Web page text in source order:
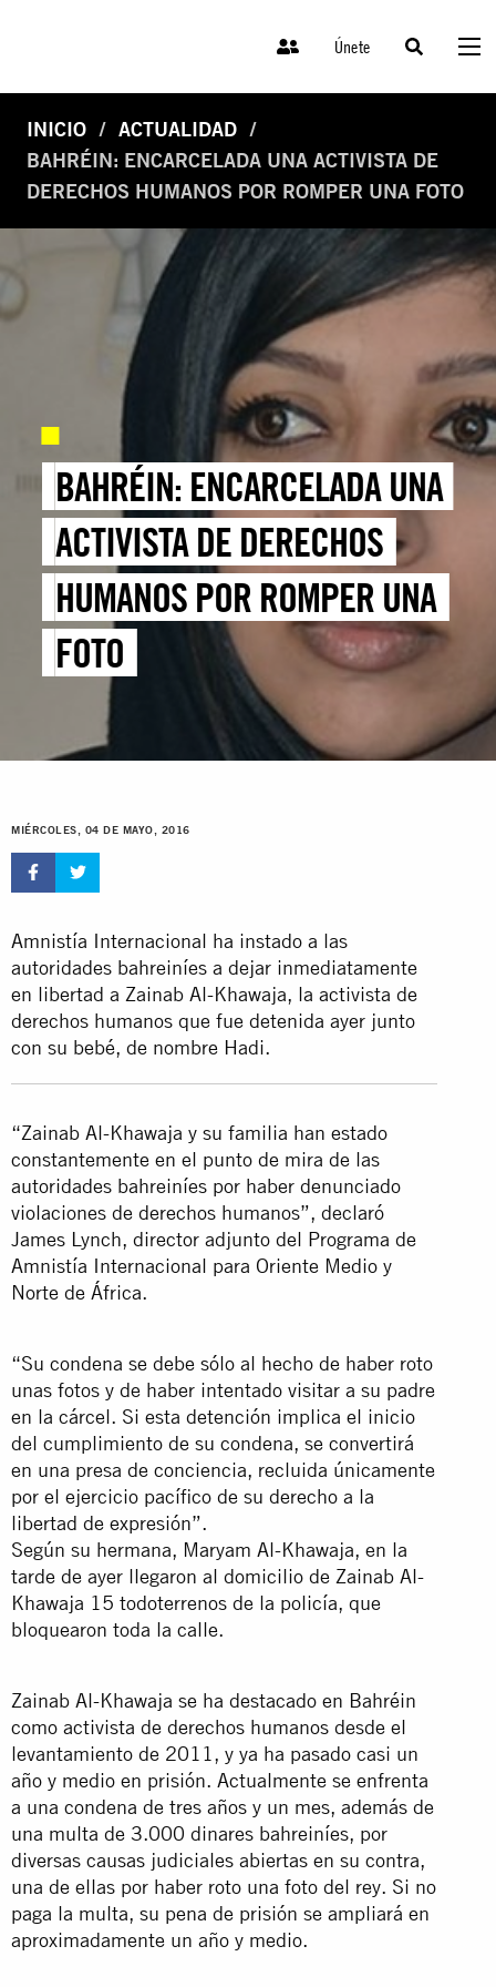
Únete
INICIO
ACTUALIDAD
BAHRÉIN: ENCARCELADA UNA ACTIVISTA DE
DERECHOS HUMANOS POR ROMPER UNA FOTO
BAHRÉIN: ENCARCELADA UNA
ACTIVISTA DE DERECHOS
HUMANOS POR ROMPER UNA
FOTO
MIÉRCOLES, 04 DE MAYO, 2016
Amnistía Internacional ha instado a las
autoridades bahreiníes a dejar inmediatamente
en libertad a Zainab Al-Khawaja, la activista de
derechos humanos que fue detenida ayer junto
con su bebé, de nombre Hadi.
“Zainab Al-Khawaja y su familia han estado
constantemente en el punto de mira de las
autoridades bahreiníes por haber denunciado
violaciones de derechos humanos”, declaró
James Lynch, director adjunto del Programa de
Amnistía Internacional para Oriente Medio y
Norte de África.
“Su condena se debe sólo al hecho de haber roto
unas fotos y de haber intentado visitar a su padre
en la cárcel. Si esta detención implica el inicio
del cumplimiento de su condena, se convertirá
en una presa de conciencia, recluida únicamente
por el ejercicio pacífico de su derecho a la
libertad de expresión”.
Según su hermana, Maryam Al-Khawaja, en la
tarde de ayer llegaron al domicilio de Zainab Al-
Khawaja 15 todoterrenos de la policía, que
bloquearon toda la calle.
Zainab Al-Khawaja se ha destacado en Bahréin
como activista de derechos humanos desde el
levantamiento de 2011, y ya ha pasado casi un
año y medio en prisión. Actualmente se enfrenta
a una condena de tres años y un mes, además de
una multa de 3.000 dinares bahreiníes, por
diversas causas judiciales abiertas en su contra,
una de ellas por haber roto una foto del rey. Si no
paga la multa, su pena de prisión se ampliará en
aproximadamente un año y medio.